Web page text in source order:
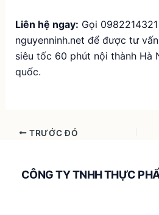
Liên hệ ngay: Gọi
nguyenninh.net để được tư
siêu tốc 60 phút nội thành Hà
quốc.
TRƯỚC ĐÓ
CÔNG TY TNHH THỰC